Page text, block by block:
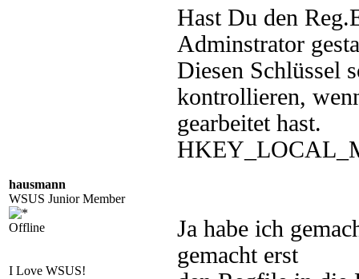
hausmann
WSUS Junior Member
Offline
I Love WSUS!
Hast Du den
Adminstrator
Diesen Schlüssel
kontrollieren,
gearbeitet hast.
Ja habe ich
gemacht erst